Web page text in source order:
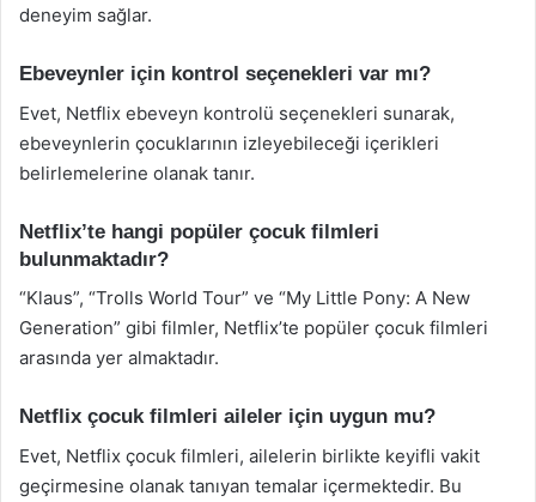
deneyim sağlar.
Ebeveynler için kontrol seçenekleri var mı?
Evet, Netflix ebeveyn kontrolü seçenekleri sunarak,
ebeveynlerin çocuklarının izleyebileceği içerikleri
belirlemelerine olanak tanır.
Netflix’te hangi popüler çocuk filmleri
bulunmaktadır?
“Klaus”, “Trolls World Tour” ve “My Little Pony: A New
Generation” gibi filmler, Netflix’te popüler çocuk filmleri
arasında yer almaktadır.
Netflix çocuk filmleri aileler için uygun mu?
Evet, Netflix çocuk filmleri, ailelerin birlikte keyifli vakit
geçirmesine olanak tanıyan temalar içermektedir. Bu